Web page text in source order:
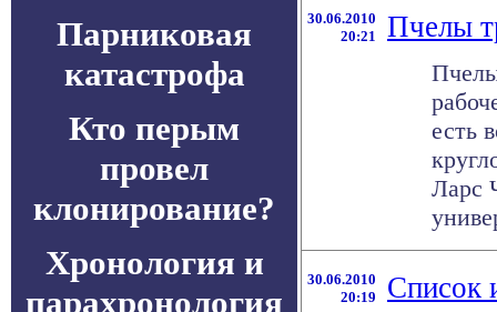
Парниковая
катастрофа
Кто перым
провел
клонирование?
Хронология и
парахронология
30.06.2010
20:21
Пчелы
есть
Ларс
30.06.2010
20:19
Список